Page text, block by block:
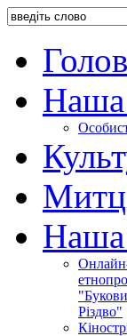
Наша
Наша
Різдво"